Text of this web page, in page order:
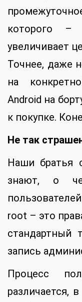
которого
увеличивает
Точнее, даже
на
Android на
к покупке.
Не так
Наши братья
знают, о
root – это
стандартный
запись
Процесс
различается,